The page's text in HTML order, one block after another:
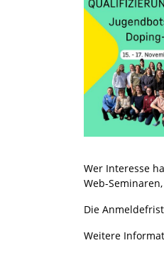
Wer Interesse
Web-
Die
Weitere